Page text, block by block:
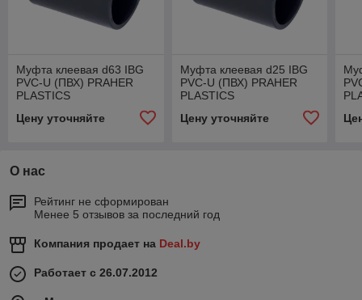
Муфта клеевая d63 IBG
PVC-U (ПВХ) PRAHER
PLASTICS
Цену уточняйте
Муфта клеевая d25 IBG
PVC-U (ПВХ) PRAHER
PLASTICS
Цену уточняйте
О нас
Рейтинг не сформирован
Менее 5 отзывов за последний год
Компания продает на Deal.by
Работает с 26.07.2012